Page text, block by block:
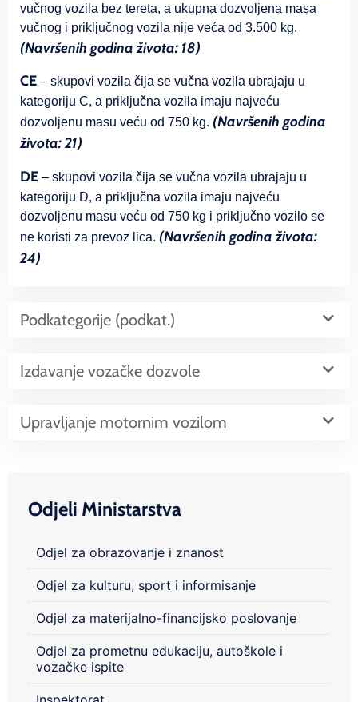
vučnog vozila bez tereta, a ukupna dozvoljena masa
vučnog i priključnog vozila nije veća od 3.500 kg.
(Navršenih godina života: 18)
CE – skupovi vozila čija se vučna vozila ubrajaju u
kategoriju C, a priključna vozila imaju najveću
dozvoljenu masu veću od 750 kg. (Navršenih godina
života: 21)
DE – skupovi vozila čija se vučna vozila ubrajaju u
kategoriju D, a priključna vozila imaju najveću
dozvoljenu masu veću od 750 kg i priključno vozilo se
ne koristi za prevoz lica. (Navršenih godina života:
24)
Podkategorije (podkat.)
Izdavanje vozačke dozvole
Upravljanje motornim vozilom
Odjeli Ministarstva
Odjel za obrazovanje i znanost
Odjel za kulturu, sport i informisanje
Odjel za materijalno-financijsko poslovanje
Odjel za prometnu edukaciju, autoškole i
vozačke ispite